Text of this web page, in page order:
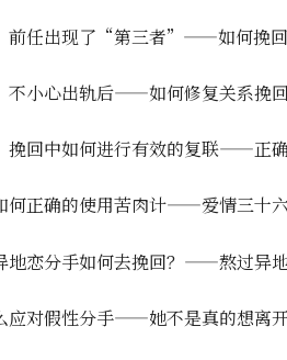
前任出现了“第三者”——如何挽回
不小心出轨后——如何修复关系挽回
挽回中如何进行有效的复联——正
何正确的使用苦肉计——爱情三十
地恋分手如何去挽回？——熬过异
应对假性分手——她不是真的想离开